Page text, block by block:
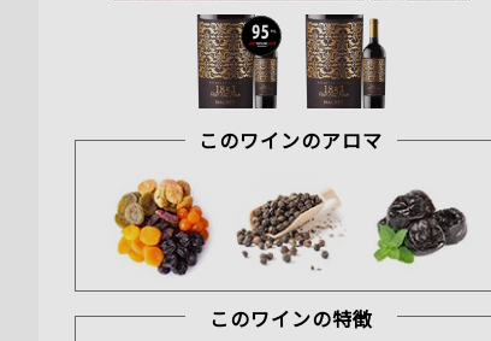
このワインのアロマ
このワインの特徴